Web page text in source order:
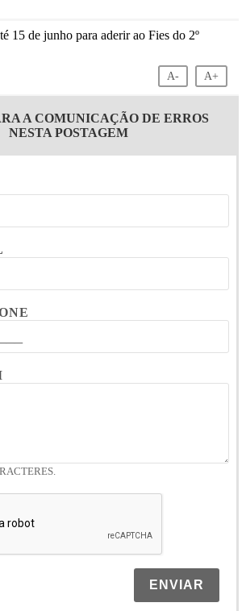
A- A+
A COMUNICAÇÃO DE ERROS
NESTA POSTAGEM
ENVIAR